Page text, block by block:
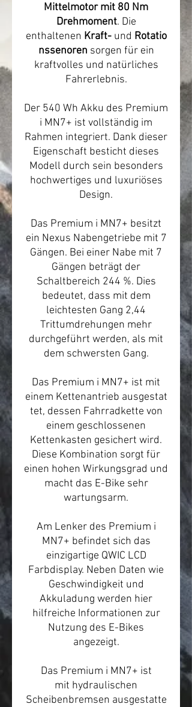
Mittelmotor mit 80 Nm
Drehmoment. Die
enthaltenen Kraft-und Rotatio
nssenoren sorgen für ein
kraftvolles und natürliches
Fahrerlebnis.
Der 540 Wh Akku des Premium
i MN7+ ist vollständig im
Rahmen integriert. Dank dieser
Eigenschaft besticht dieses
Modell durch sein besonders
hochwertiges und luxuriöses
Design.
Das Premium i MN7+ besitzt
ein Nexus Nabengetriebe mit 7
Gängen. Bei einer Nabe mit 7
Gängen beträgt der
Schaltbereich 244 %. Dies
bedeutet, dass mit dem
leichtesten Gang 2,44
Trittumdrehungen mehr
durchgeführt werden, als mit
dem schwersten Gang.
Das Premium i MN7+ ist mit
einem Kettenantrieb ausgestat
tet, dessen Fahrradkette von
einem geschlossenen
Kettenkasten gesichert wird.
Diese Kombination sorgt für
einen hohen Wirkungsgrad und
macht das E-Bike sehr
wartungsarm.
Am Lenker des Premium i
MN7+ befindet sich das
einzigartige QWIC LCD
Farbdisplay. Neben Daten wie
Geschwindigkeit und
Akkuladung werden hier
hilfreiche Informationen zur
Nutzung des E-Bikes
angezeigt.
Das Premium i MN7+ ist
mit hydraulischen
Scheibenbremsen ausgestatte